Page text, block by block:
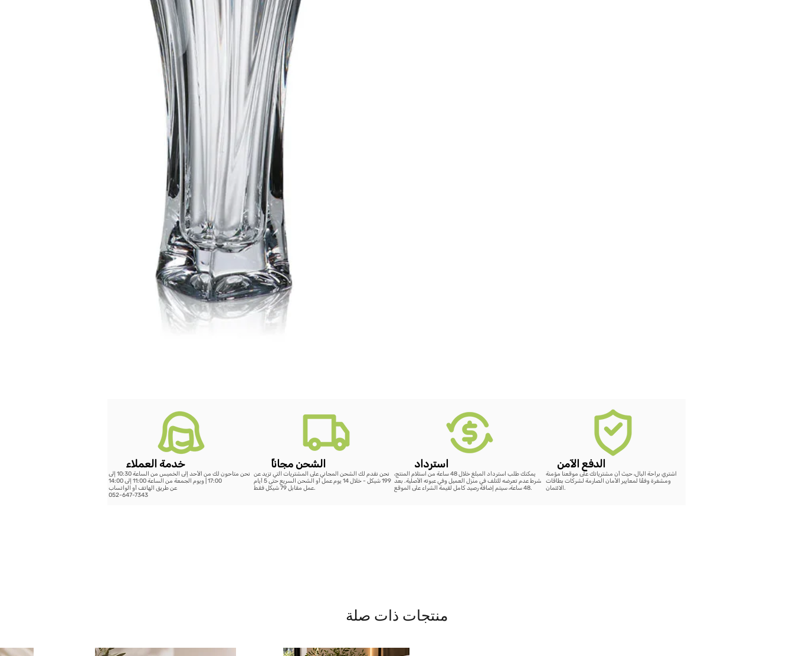
خدمة العملاء
نحن متاحون لك من الأحد إلى الخميس من الساعة 10:30 إلى
17:00 | ويوم الجمعة من الساعة 11:00 إلى 14:00
عن طريق الهاتف أو الواتساب
052-647-7343
ًالشحن مجانا
نحن نقدم لك الشحن المجاني على المشتريات التي تزيد عن
199 شيكل - خلال 14 يوم عمل أو الشحن السريع حتى 5 أيام
عمل مقابل 79 شيكل فقط.
استرداد
يمكنك طلب استرداد المبلغ خلال 48 ساعة من استلام المنتج،
بشرط عدم تعرضه للتلف في منزل العميل وفي عبوته الأصلية. بعد
48 ساعة، سيتم إضافة رصيد كامل لقيمة الشراء على الموقع.
الدفع الآمن
اشتري براحة البال، حيث أن مشترياتك على موقعنا مؤمنة
ومشفرة وفقًا لمعايير الأمان الصارمة لشركات بطاقات
الائتمان.
منتجات ذات صلة